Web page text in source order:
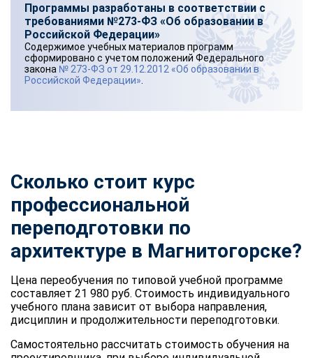
Программы разработаны в соответствии с
требованиями №273-ФЗ «Об образовании в
Российской Федерации»
Содержимое учебных материалов программ
сформировано с учетом положений Федерального
закона № 273-ФЗ от 29.12.2012 «Об образовании в
Российской Федерации»
Сколько стоит курс
профессиональной
переподготовки по
архитектуре в Магнитогорске?
Цена переобучения по типовой учебной программе
составляет 21 980 руб. Стоимость индивидуального
учебного плана зависит от выбора направления,
дисциплин и продолжительности переподготовки.
Самостоятельно рассчитать стоимость обучения на